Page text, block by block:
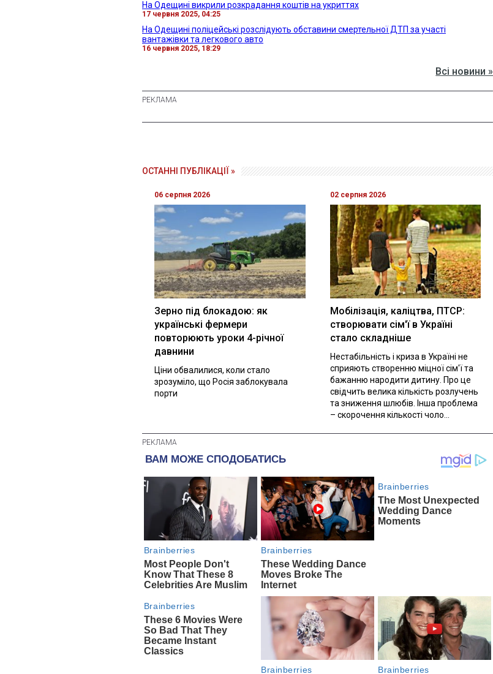
На Одещині викрили розкрадання коштів на укриттях
17 червня 2025, 04:25
На Одещині поліцейські розслідують обставини смертельної ДТП за участі
вантажівки та легкового авто
16 червня 2025, 18:29
Всі новини »
ОСТАННІ ПУБЛІКАЦІЇ »
06 серпня 2026
Зерно під блокадою: як
українські фермери
повторюють уроки 4-річної
давнини
Ціни обвалилися, коли стало
зрозуміло, що Росія заблокувала
порти
02 серпня 2026
Мобілізація, каліцтва, ПТСР:
створювати сім'ї в Україні
стало складніше
Нестабільність і криза в Україні не
сприяють створенню міцної сім'ї та
бажанню народити дитину. Про це
свідчить велика кількість розлучень
та зниження шлюбів. Інша проблема
– скорочення кількості чоло...